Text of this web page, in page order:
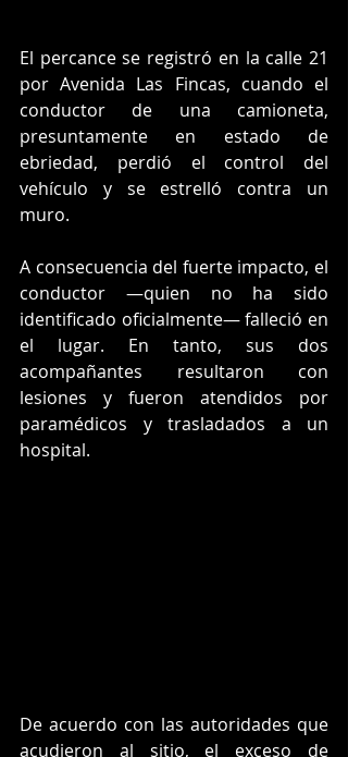
El percance se registró en la calle 21
por Avenida Las Fincas, cuando el
conductor de una camioneta,
presuntamente en estado de
ebriedad, perdió el control del
vehículo y se estrelló contra un
muro.
A consecuencia del fuerte impacto, el
conductor —quien no ha sido
identificado oficialmente— falleció en
el lugar. En tanto, sus dos
acompañantes resultaron con
lesiones y fueron atendidos por
paramédicos y trasladados a un
hospital.
De acuerdo con las autoridades que
acudieron al sitio, el exceso de